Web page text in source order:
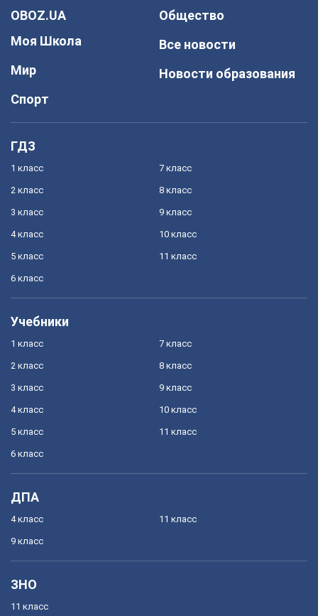
OBOZ.UA
Моя Школа
Мир
Спорт
Общество
Все новости
Новости образования
ГДЗ
1 класс
2 класс
3 класс
4 класс
5 класс
6 класс
7 класс
8 класс
9 класс
10 класс
11 класс
Учебники
1 класс
2 класс
3 класс
4 класс
5 класс
6 класс
7 класс
8 класс
9 класс
10 класс
11 класс
ДПА
4 класс
9 класс
11 класс
ЗНО
11 класс